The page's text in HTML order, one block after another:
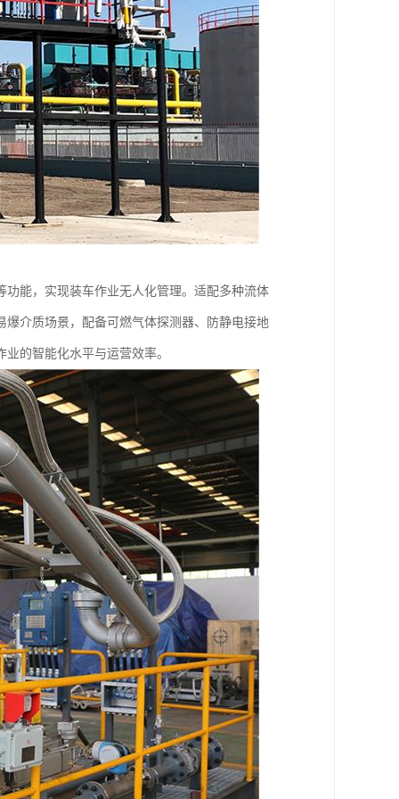
能，实现装车作业无人化管理。适配多种流体
介质场景，配备可燃气体探测器、防静电接地
的智能化水平与运营效率。